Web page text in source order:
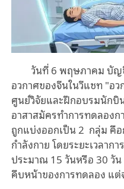
วันที่ 6 พฤษภาคม บัญ
อวกาศของจีนในวีแชท "อว
ศูนย์วิจัยและฝึกอบรมนักบิ
อาสาสมัครทำการทดลอง
ถูกแบ่งออกเป็น 2 กลุ่ม คื
กำลังกาย โดยระยะเวลา
ประมาณ 15 วันหรือ 30 วัน
คืบหน้าของการทดลอง แต่